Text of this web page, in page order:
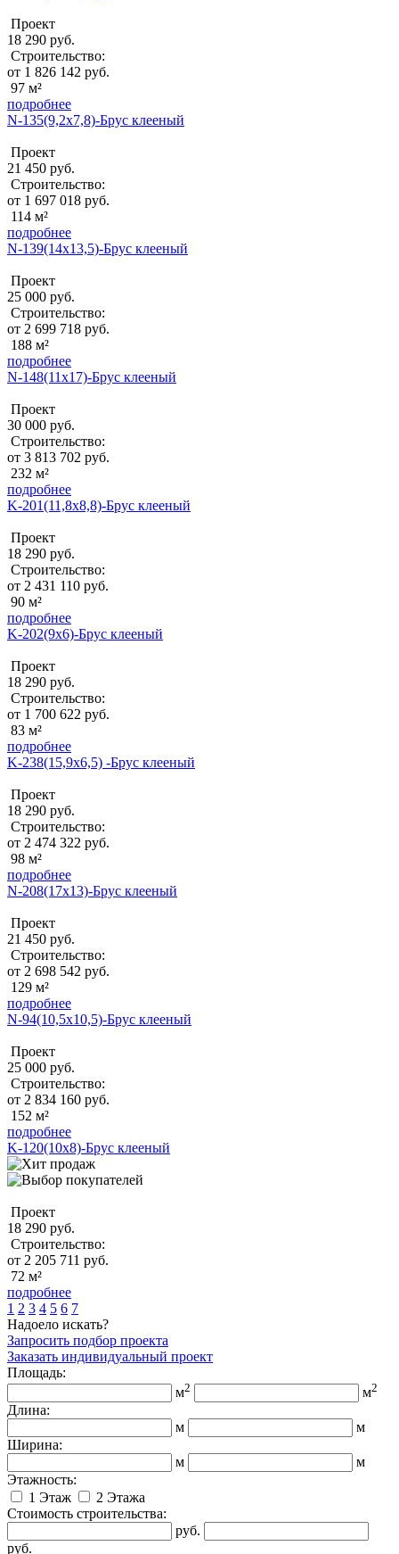
Проект
18 290 руб.
Строительство:
от 1 826 142 руб.
97 м²
подробнее
N-135(9,2x7,8)-Брус клееный
Проект
21 450 руб.
Строительство:
от 1 697 018 руб.
114 м²
подробнее
N-139(14x13,5)-Брус клееный
Проект
25 000 руб.
Строительство:
от 2 699 718 руб.
188 м²
подробнее
N-148(11x17)-Брус клееный
Проект
30 000 руб.
Строительство:
от 3 813 702 руб.
232 м²
подробнее
K-201(11,8x8,8)-Брус клееный
Проект
18 290 руб.
Строительство:
от 2 431 110 руб.
90 м²
подробнее
K-202(9x6)-Брус клееный
Проект
18 290 руб.
Строительство:
от 1 700 622 руб.
83 м²
подробнее
K-238(15,9x6,5) -Брус клееный
Проект
18 290 руб.
Строительство:
от 2 474 322 руб.
98 м²
подробнее
N-208(17x13)-Брус клееный
Проект
21 450 руб.
Строительство:
от 2 698 542 руб.
129 м²
подробнее
N-94(10,5х10,5)-Брус клееный
Проект
25 000 руб.
Строительство:
от 2 834 160 руб.
152 м²
подробнее
K-120(10х8)-Брус клееный
Проект
18 290 руб.
Строительство:
от 2 205 711 руб.
72 м²
подробнее
1 2 3 4 5 6 7
Надоело искать?
Запросить подбор проекта
Заказать индивидуальный проект
Площадь:
м2 м2
Длина:
м
м
Ширина:
м
м
Этажность:
1 Этаж
2 Этажа
Стоимость строительства:
руб.
руб.